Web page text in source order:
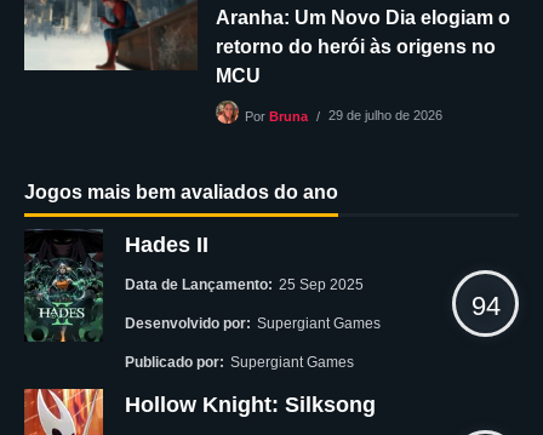
Aranha: Um Novo Dia elogiam o
retorno do herói às origens no
MCU
Por Bruna 29 de julho de 2026
Jogos mais bem avaliados do ano
Hades II
Data de Lançamento: 25 Sep 2025
Desenvolvido por: Supergiant Games
Publicado por: Supergiant Games
94
Hollow Knight: Silksong